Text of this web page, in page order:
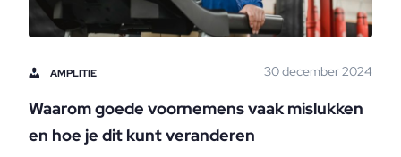
AMPLITIE 30 december 2024
Waarom goede voornemens vaak mislukken
en hoe je dit kunt veranderen